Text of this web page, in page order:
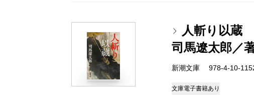
人斬り以蔵
司馬遼太郎／
新潮文庫 978-4-10-
文庫電子書籍あり